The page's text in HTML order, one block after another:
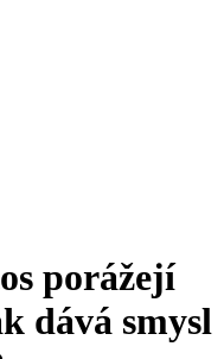
porážejí
dává smysl